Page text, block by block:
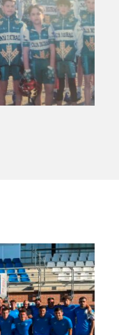
iragarki eta eduki
eta edukia
biltzeko eta
eta zertarako
dira. Ikusi gure
moduari
zure lehentasunak
edo ken dezakezu
cookie-
eta